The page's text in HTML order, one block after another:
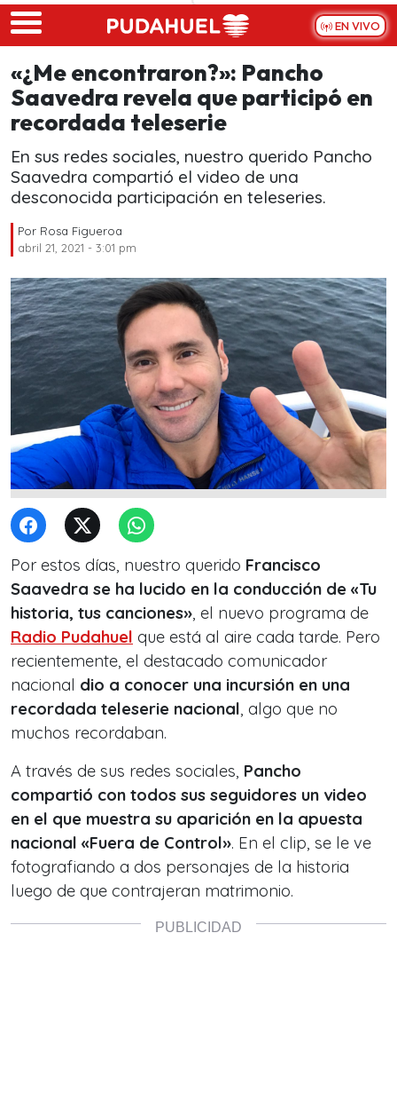
Skip to main content
EN VIVO
«¿Me encontraron?»: Pancho
Saavedra revela que participó en
recordada teleserie
En sus redes sociales, nuestro querido Pancho
Saavedra compartió el video de una
desconocida participación en teleseries.
Por Rosa Figueroa
abril 21, 2021 - 3:01 pm
Por estos días, nuestro querido Francisco
Saavedra se ha lucido en la conducción de «Tu
historia, tus canciones», el nuevo programa de
Radio Pudahuel que está al aire cada tarde. Pero
recientemente, el destacado comunicador
nacional dio a conocer una incursión en una
recordada teleserie nacional, algo que no
muchos recordaban.
A través de sus redes sociales, Pancho
compartió con todos sus seguidores un video
en el que muestra su aparición en la apuesta
nacional «Fuera de Control». En el clip, se le ve
fotografiando a dos personajes de la historia
luego de que contrajeran matrimonio.